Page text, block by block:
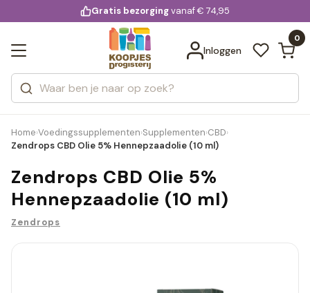
voor 20:00 uur besteld
Gratis bezorgingvanaf € 74,95
Inloggen
0
Zoeken
Categorieën
Merken
Bekijk alle resultaten
Home›Voedingssupplementen›Supplementen›CBD›
Zendrops CBD Olie 5% Hennepzaadolie (10 ml)
Zendrops CBD Olie 5%
Hennepzaadolie (10 ml)
Zendrops